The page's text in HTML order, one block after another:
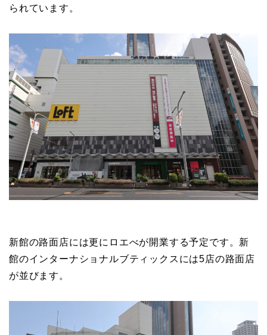
られています。
新館の路面店には更にロエべが開業する予定です。新
館のインターナショナルブティックスには5店の路面店
が並びます。